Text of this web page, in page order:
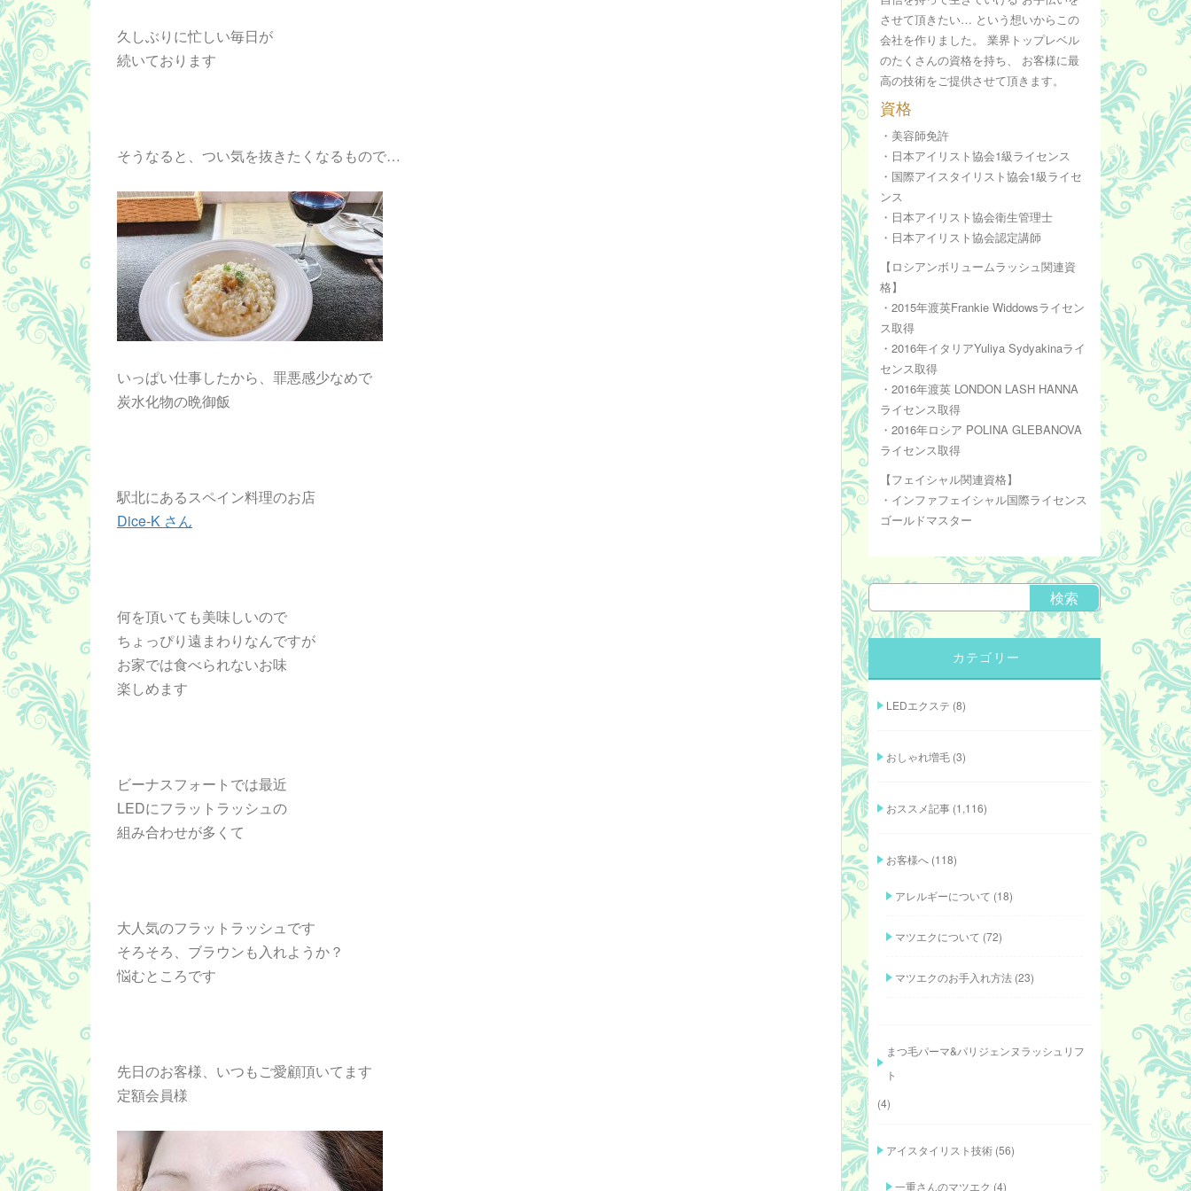
久しぶりに忙しい毎日が
続いております
そうなると、つい気を抜きたくなるもので…
いっぱい仕事したから、罪悪感少なめで
炭水化物の晩御飯
駅北にあるスペイン料理のお店
Dice-K さん
何を頂いても美味しいので
ちょっぴり遠まわりなんですが
お家では食べられないお味
楽しめます
ビーナスフォートでは最近
LEDにフラットラッシュの
組み合わせが多くて
大人気のフラットラッシュです
そろそろ、ブラウンも入れようか？
悩むところです
先日のお客様、いつもご愛顧頂いてます
定額会員様
させて頂きたい… という想いからこの
会社を作りました。 業界トップレベル
のたくさんの資格を持ち、 お客様に最
高の技術をご提供させて頂きます。
資格
・美容師免許
・日本アイリスト協会1級ライセンス
・国際アイスタイリスト協会1級ライセ
ンス
・日本アイリスト協会衛生管理士
・日本アイリスト協会認定講師
【ロシアンボリュームラッシュ関連資
格】
・2015年渡英Frankie Widdowsライセン
ス取得
・2016年イタリアYuliya Sydyakinaライ
センス取得
・2016年渡英 LONDON LASH HANNA
ライセンス取得
・2016年ロシア POLINA GLEBANOVA
ライセンス取得
【フェイシャル関連資格】
・インファフェイシャル国際ライセンス
ゴールドマスター
カテゴリー
LEDエクステ (8)
おしゃれ増毛(3)
おススメ記事(1,116)
お客様へ(118)
アレルギーについて (18)
マツエクについて (72)
マツエクのお手入れ方法(23)
まつ毛パーマ&パリジェンヌラッシュリフ
ト
(4)
アイスタイリスト技術(56)
一重さんのマツエク (4)